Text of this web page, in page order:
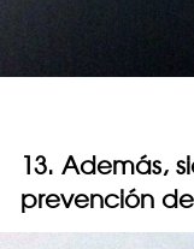
13. Además,
prevención